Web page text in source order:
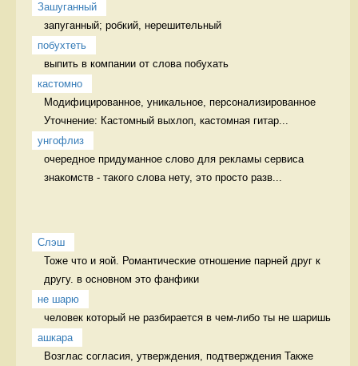
Зашуганный
запуганный; робкий, нерешительный
побухтеть
выпить в компании от слова побухать
кастомно
Модифицированное, уникальное, персонализированное
Уточнение: Кастомный выхлоп, кастомная гитар...
унгофлиз
очередное придуманное слово для рекламы сервиса
знакомств - такого слова нету, это просто разв...
Слэш
Тоже что и яой. Романтические отношение парней друг к
другу. в основном это фанфики
не шарю
ашкара
Возглас согласия, утверждения, подтверждения Также